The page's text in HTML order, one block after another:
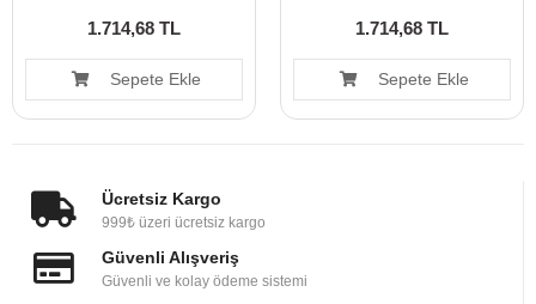
1.714,68 TL
Sepete Ekle
1.714,68 TL
Sepete Ekle
Ücretsiz Kargo
999₺ üzeri ücretsiz kargo
Güvenli Alışveriş
Güvenli ve kolay ödeme sistemi